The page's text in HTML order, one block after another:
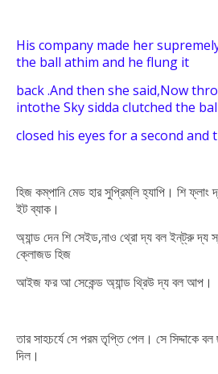
His company made her
the ball athim and he flung it
back.And then she said,Now
intothe Sky sidda clutched the
closed his eyes for a second and
হিজ কম্‌পানি মেড হার সুপ্রিম্‌লি হ্যাপি। শি ফ্লাং
ইট ব্যাক।
অ্যান্ড দেন শি সেইড,নাও থ্রো দ্য বল ইন্‌ট্রু দ্য
ক্লোজড হিজ
আইজ ফর আ সেকেন্ড অ্যান্ড থ্রিউ দ্য বল আপ।
তার সাহচর্যে সে পরম তৃপ্তি পেল। সে সিদ্দাকে
দিল।